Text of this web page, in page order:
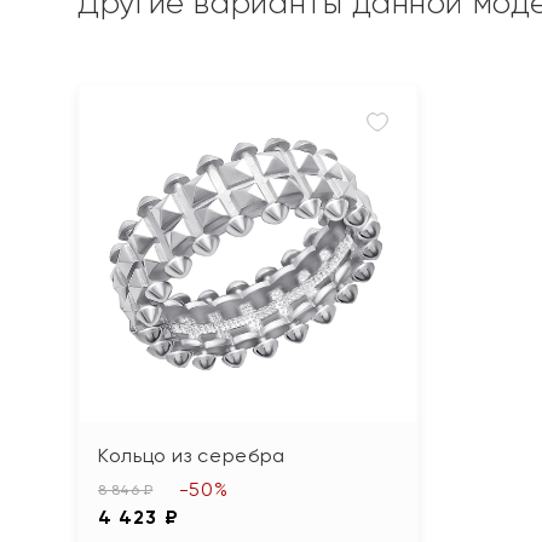
Кольцо из серебра
8 846 ₽
4 423 ₽
-50%